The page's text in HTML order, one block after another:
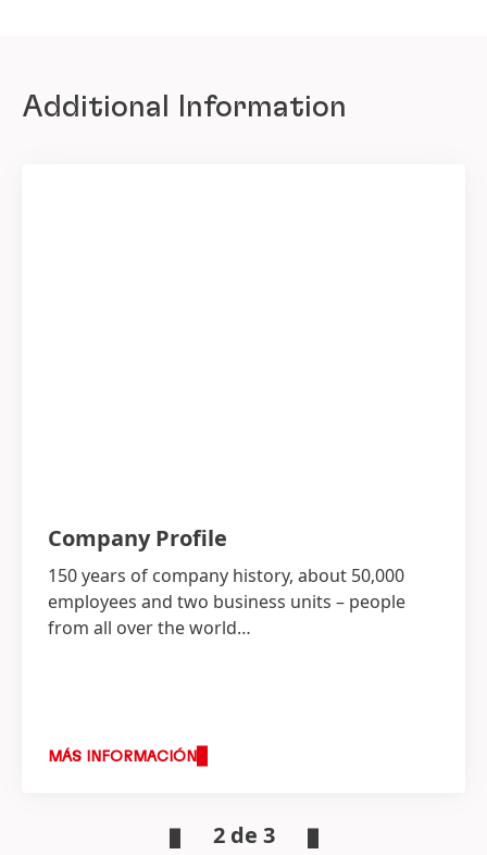
Additional Information
Company Profile
150 years of company history, about 50,000
employees and two business units – people
from all over the world…
MÁS INFORMACIÓN
2 de 3